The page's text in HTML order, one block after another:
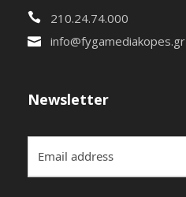
210.24.74.000
info@fygamediakopes.gr
Newsletter